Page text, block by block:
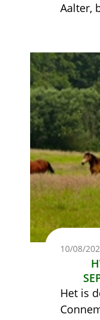
Aalter,
Afbeelding
10/08/
Het is